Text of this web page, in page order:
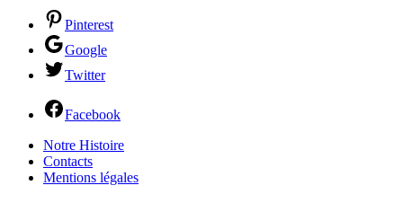
Pinterest
Google
Twitter
Facebook
Notre Histoire
Contacts
Mentions légales